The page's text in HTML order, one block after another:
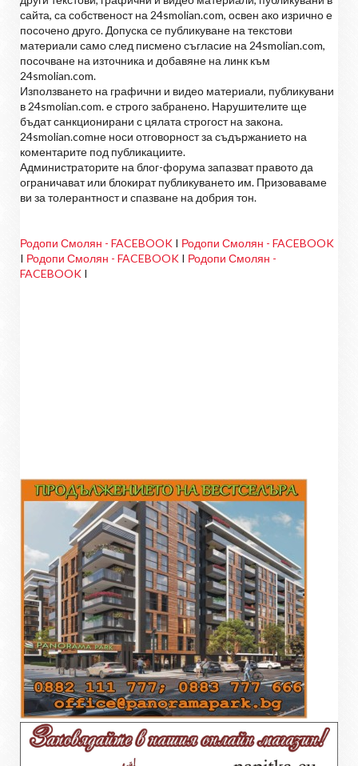
сайта, са собственост на 24smolian.com, освен ако изрично е
посочено друго. Допуска се публикуване на текстови
материали само след писмено съгласие на 24smolian.com,
посочване на източника и добавяне на линк към
24smolian.com.
Използването на графични и видео материали, публикувани
в 24smolian.com. е строго забранено. Нарушителите ще
бъдат санкционирани с цялата строгост на закона.
24smolian.comне носи отговорност за съдържанието на
коментарите под публикациите.
Администраторите на блог-форума запазват правото да
ограничават или блокират публикуването им. Призоваваме
ви за толерантност и спазване на добрия тон.
Родопи Смолян - FACEBOOK I Родопи Смолян - FACEBOOK
I Родопи Смолян - FACEBOOK I Родопи Смолян -
FACEBOOK I